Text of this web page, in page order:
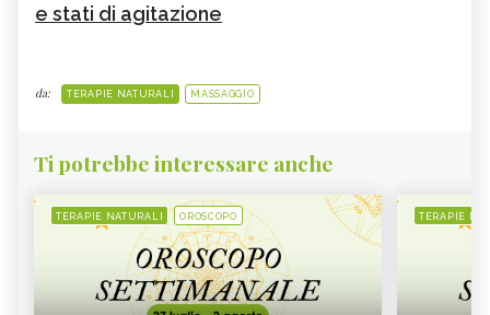
e stati di agitazione
da: TERAPIE NATURALI MASSAGGIO
Ti potrebbe interessare anche
TERAPIE NATURALI OROSCOPO TERAPIE